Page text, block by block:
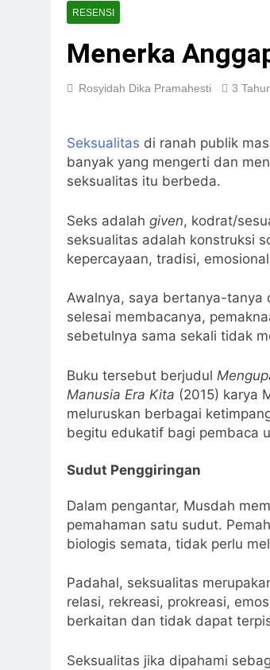
RESENSI
Menerka
Rosyidah Dika Pramahesti 3
Seksualitas di ranah publik
banyak yang mengerti dan
seksualitas itu berbeda.
Seks adalah given, kodrat/
seksualitas adalah konstruksi
kepercayaan, tradisi,
Awalnya, saya bertanya-tanya
selesai membacanya,
sebetulnya sama sekali tidak
Buku tersebut berjudul
Manusia Era Kita (2015) karya
meluruskan berbagai
begitu edukatif bagi pembaca
Sudut Penggiringan
Dalam pengantar, Musdah
pemahaman satu sudut.
biologis semata, tidak perlu
Padahal, seksualitas
relasi, rekreasi, prokreasi,
berkaitan dan tidak dapat
Seksualitas jika dipahami